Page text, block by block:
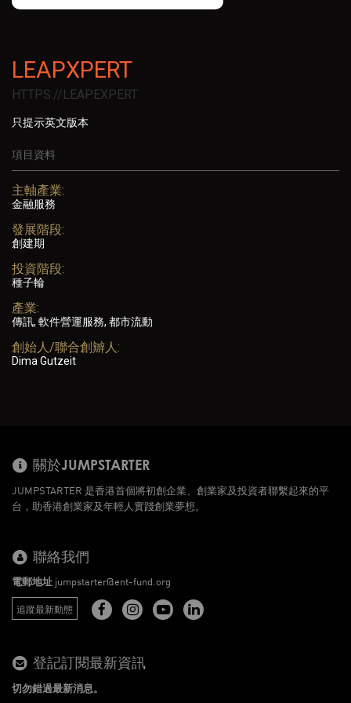
LEAPXPERT
HTTPS://LEAP.EXPERT
只提示英文版本
項目資料
主軸產業:
金融服務
發展階段:
創建期
投資階段:
種子輪
產業:
傳訊, 軟件營運服務, 都市流動
創始人/聯合創辧人:
Dima Gutzeit
關於JUMPSTARTER
JUMPSTARTER 是香港首個將初創企業、創業家及投資者聯繫起來的平
台，助香港創業家及年輕人實踐創業夢想。
聯絡我們
電郵地址 jumpstarter@ent-fund.org
追蹤最新動態
登記訂閱最新資訊
切勿錯過最新消息。